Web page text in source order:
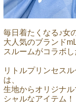
毎日着たくなる♪女
大人気のブランド
スルームがコラボ
リトルプリンセス
は、
生地からオリジナ
シャルなアイテム！